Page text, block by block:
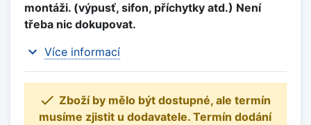
montáži. (výpusť, sifon, příchytky atd.) Není
třeba nic dokupovat.
expand_more Více informací
 Zboží by mělo být dostupné, ale termín
musíme zjistit u dodavatele. Termín dodání